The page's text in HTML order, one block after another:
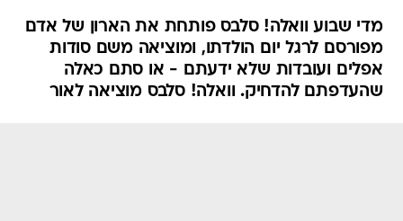
מדי שבוע וואלה! סלבס פותחת את הארון של אדם
מפורסם לרגל יום הולדתו, ומוציאה משם סודות
אפלים ועובדות שלא ידעתם - או סתם כאלה
שהעדפתם להדחיק. וואלה! סלבס מוציאה לאור